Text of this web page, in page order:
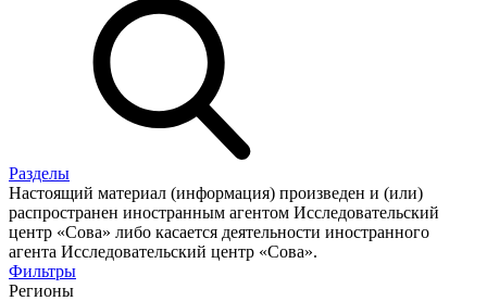
Разделы
Настоящий материал (информация) произведен и (или)
распространен иностранным агентом Исследовательский
центр «Сова» либо касается деятельности иностранного
агента Исследовательский центр «Сова».
Фильтры
Регионы